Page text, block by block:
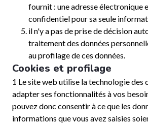
fournit : une adresse électronique
confidentiel pour sa seule
il n'y a pas de prise de décision
traitement des données
au profilage de ces données.
Cookies et profilage
1 Le site web utilise la technologie des
adapter ses fonctionnalités à vos
pouvez donc consentir à ce que les
informations que vous avez saisies